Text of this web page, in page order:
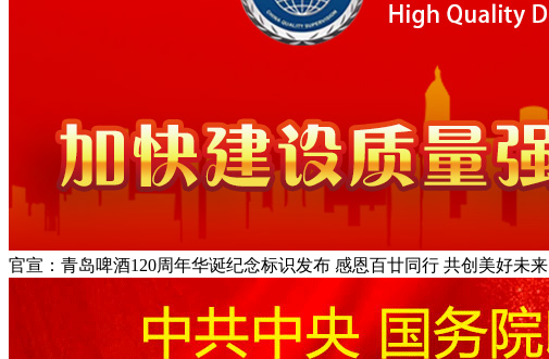
官宣：青岛啤酒120周年华诞纪念标识发布 感恩百廿同行 共创美好未来